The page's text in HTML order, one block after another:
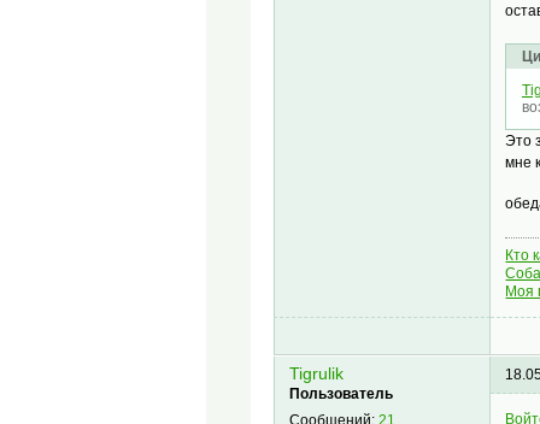
Это
мне
Кто
Моя
Tigrulik
Пользователь
Сообщений:21